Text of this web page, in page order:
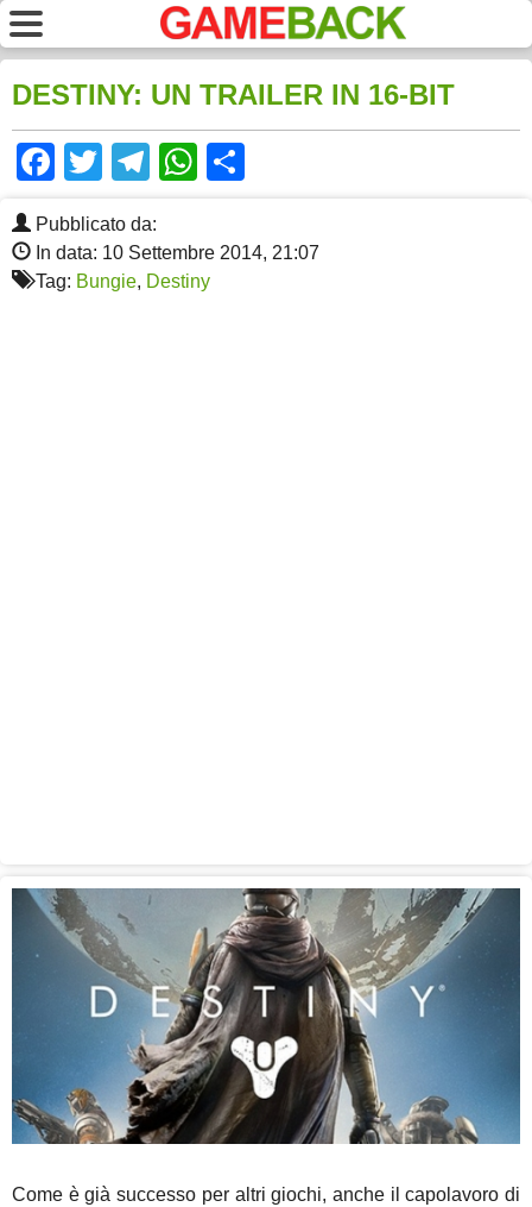
DESTINY: UN TRAILER IN 16-BIT
Facebook
TwitterTelegram
WhatsApp
Pubblicato da:
In data: 10 Settembre 2014, 21:07
Tag: Bungie, Destiny
Come è già successo per altri giochi, anche il capolavoro di